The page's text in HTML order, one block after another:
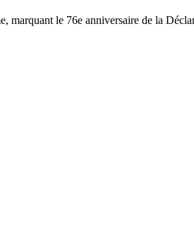
le 76e anniversaire de la